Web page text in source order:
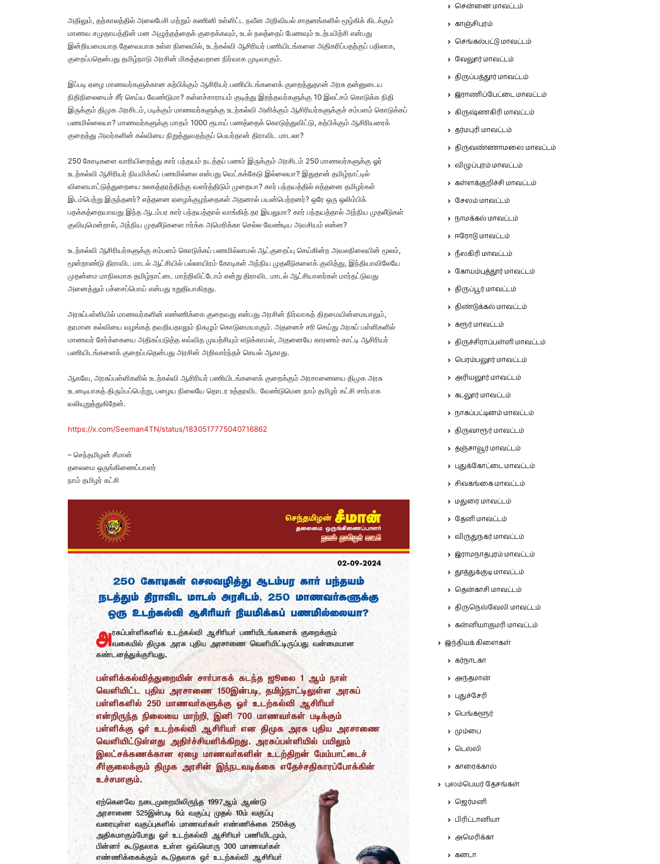
அதிலும், தற்காலத்தில் அலைபேசி மற்றும் கணினி உள்ளிட்ட நவீன அறிவியல் சாதனங்களில் மூழ்கிக் கிடக்கும்
மாணவ சமுதாயத்தின் மன அழுத்தத்தைக் குறைக்கவும், உடல் நலத்தைப் பேணவும் உடற்பயிற்சி என்பது
இன்றியமையாத தேவையாக உள்ள நிலையில், உடற்கல்வி ஆசிரியர் பணியிடங்களை அதிகரிப்பதற்குப் பதிலாக,
குறைப்பதென்பது தமிழ்நாடு அரசின் மிகத்தவறான நிர்வாக முடிவாகும்.
இப்படி ஏழை மாணவர்களுக்கான கற்பிக்கும் ஆசிரியர் பணியிடங்களைக் குறைத்துதான் அரசு தன்னுடைய
நிதிநிலையைச் சீர் செய்ய வேண்டுமா? கள்ளச்சாராயம் குடித்து இறந்தவர்களுக்கு 10 இலட்சம் கொடுக்க நிதி
இருக்கும் திமுக அரசிடம், படிக்கும் மாணவர்களுக்கு உடற்கல்வி அளிக்கும் ஆசிரியர்களுக்குச் சம்பளம் கொடுக்கப்
பணமில்லையா? மாணவர்களுக்கு மாதம் 1000 ரூபாய் பணத்தைக் கொடுத்துவிட்டு, கற்பிக்கும் ஆசிரியரைக்
குறைத்து அவர்களின் கல்வியை நிறுத்துவதற்குப் பெயர்தான் திராவிட மாடலா?
250 கோடிகளை வாரியிறைத்து கார் பந்தயம் நடத்தப் பணம் இருக்கும் அரசிடம் 250 மாணவர்களுக்கு ஓர்
உடற்கல்வி ஆசிரியர் நியமிக்கப் பணமில்லை என்பது வெட்கக்கேடு இல்லையா? இதுதான் தமிழ்நாட்டில்
விளையாட்டுத்துறையை உலகத்தரத்திற்கு வளர்த்திடும் முறையா? கார் பந்தயத்தில் எத்தனை தமிழர்கள்
இடம்பெற்று இருந்தனர்? எத்தனை ஏழைக்குழந்தைகள் அதனால் பயன்பெற்றனர்? ஒரே ஒரு ஒலிம்பிக்
பதக்கத்தையாவது இந்த ஆடம்பர கார் பந்தயத்தால் வாங்கித் தர இயலுமா? கார் பந்தயத்தால் அந்நிய முதலீடுகள்
குவியுமென்றால், அந்நிய முதலீடுகளை ஈர்க்க அமெரிக்கா செல்ல வேண்டிய அவசியம் என்ன?
உடற்கல்வி ஆசிரியர்களுக்கு சம்பளம் கொடுக்கப் பணமில்லாமல் ஆட்குறைப்பு செய்கின்ற அவலநிலையின் மூலம்,
மூன்றாண்டு திராவிட மாடல் ஆட்சியில் பல்லாயிரம் கோடிகள் அந்நிய முதலீடுகளைக் குவித்து, இந்தியாவிலேயே
முதன்மை மாநிலமாக தமிழ்நாட்டை மாற்றிவிட்டோம் என்று திராவிட மாடல் ஆட்சியாளர்கள் மார்தட்டுவது
அனைத்தும் பச்சைப்பொய் என்பது உறுதியாகிறது.
அரசுப்பள்ளியில் மாணவர்களின் எண்ணிக்கை குறைவது என்பது அரசின் நிர்வாகத் திறமையின்மையாலும்,
தரமான கல்வியை வழங்கத் தவறியதாலும் நிகழும் கொடுமையாகும். அதனைச் சரி செய்து அரசுப் பள்ளிகளில்
மாணவர் சேர்க்கையை அதிகப்படுத்த எவ்வித முயற்சியும் எடுக்காமல், அதனையே காரணம் காட்டி ஆசிரியர்
பணியிடங்களைக் குறைப்பதென்பது அரசின் அறிவார்ந்தச் செயல் ஆகாது.
ஆகவே, அரசுப்பள்ளிகளில் உடற்கல்வி ஆசிரியர் பணியிடங்களைக் குறைக்கும் அரசாணையை திமுக அரசு
உடனடியாகத் திரும்பப்பெற்று, பழைய நிலையே தொடர உத்தரவிட வேண்டுமென நாம் தமிழர் கட்சி சார்பாக
வலியுறுத்துகிறேன்.
https://x.com/Seeman4TN/status/1830517775040716862
– செந்தமிழன் சீமான்
தலைமை ஒருங்கிணைப்பாளர்
நாம் தமிழர் கட்சி
சென்னை மாவட்டம்
காஞ்சிபுரம்
செங்கல்பட்டு மாவட்டம்
வேலூர் மாவட்டம்
திருப்பத்தூர் மாவட்டம்
இராணிப்பேட்டை மாவட்டம்
கிருஷ்ணகிரி மாவட்டம்
தர்மபுரி மாவட்டம்
திருவண்ணாமலை மாவட்டம்
விழுப்புரம் மாவட்டம்
கள்ளக்குறிச்சி மாவட்டம்
சேலம் மாவட்டம்
நாமக்கல் மாவட்டம்
ஈரோடு மாவட்டம்
நீலகிரி மாவட்டம்
கோயம்புத்தூர் மாவட்டம்
திருப்பூர் மாவட்டம்
திண்டுக்கல் மாவட்டம்
கரூர் மாவட்டம்
திருச்சிராப்பள்ளி மாவட்டம்
பெரம்பலூர் மாவட்டம்
அரியலூர் மாவட்டம்
கடலூர் மாவட்டம்
நாகப்பட்டினம் மாவட்டம்
திருவாரூர் மாவட்டம்
தஞ்சாவூர் மாவட்டம்
புதுக்கோட்டை மாவட்டம்
சிவகங்கை மாவட்டம்
மதுரை மாவட்டம்
தேனி மாவட்டம்
விருதுநகர் மாவட்டம்
இராமநாதபுரம் மாவட்டம்
தூத்துக்குடி மாவட்டம்
தென்காசி மாவட்டம்
திருநெல்வேலி மாவட்டம்
கன்னியாகுமரி மாவட்டம்
இந்தியக் கிளைகள்
கர்நாடகா
அந்தமான்
புதுச்சேரி
பெங்களூர்
மும்பை
டெல்லி
காரைக்கால்
புலம்பெயர் தேசங்கள்
ஜெர்மனி
பிரிட்டானியா
அமெரிக்கா
கனடா